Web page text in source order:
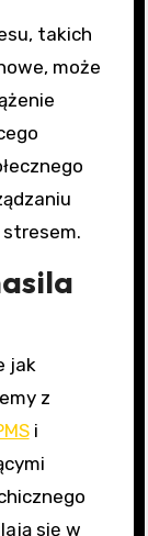
takich
może
jak
z
i
się w